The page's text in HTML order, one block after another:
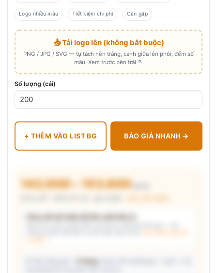
Logo nhiều màu Tiết kiệm chi phí Cần gấp
📤 Tải logo lên (không bắt buộc)
PNG / JPG / SVG — tự tách nền trắng, canh giữa lên phôi, đếm số
màu. Xem trước bên trái ↖
Số lượng (cái)
+ THÊM VÀO LIST BG BÁO GIÁ NHANH →
142.000 – 153.800